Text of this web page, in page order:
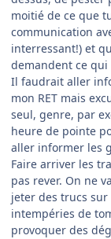
moitié de ce que
communication
interressant!) et
demandent ce qui
Il faudrait aller
mon RET mais
seul, genre, par
heure de pointe
aller informer les
Faire arriver les
pas rever. On ne
jeter des trucs sur
intempéries de
provoquer des